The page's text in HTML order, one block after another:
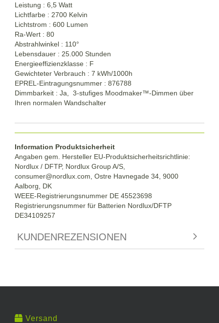
Leistung : 6,5 Watt
Lichtfarbe : 2700 Kelvin
Lichtstrom : 600 Lumen
Ra-Wert : 80
Abstrahlwinkel : 110°
Lebensdauer : 25.000 Stunden
Energieeffizienzklasse : F
Gewichteter Verbrauch : 7 kWh/1000h
EPREL-Eintragungsnummer : 876788
Dimmbarkeit : Ja, 3-stufiges Moodmaker™-Dimmen über
Ihren normalen Wandschalter
Information Produktsicherheit
Angaben gem. Hersteller EU-Produktsicherheitsrichtlinie:
Nordlux / DFTP, Nordlux Group A/S,
consumer@nordlux.com, Ostre Havnegade 34, 9000
Aalborg, DK
WEEE-Registrierungsnummer DE 45523698
Registrierungsnummer für Batterien Nordlux/DFTP
DE34109257
KUNDENREZENSIONEN
Versand